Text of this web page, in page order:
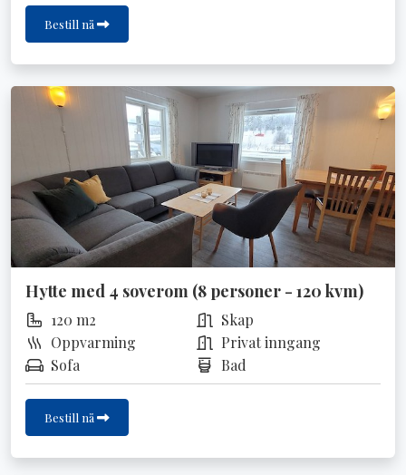
Bestill nå
Hytte med 4 soverom (8 personer - 120 kvm)
120 m2
Skap
Oppvarming
Privat inngang
Sofa
Bad
Bestill nå